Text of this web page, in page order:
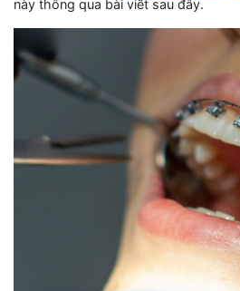
này thông qua bài viết sau đây.